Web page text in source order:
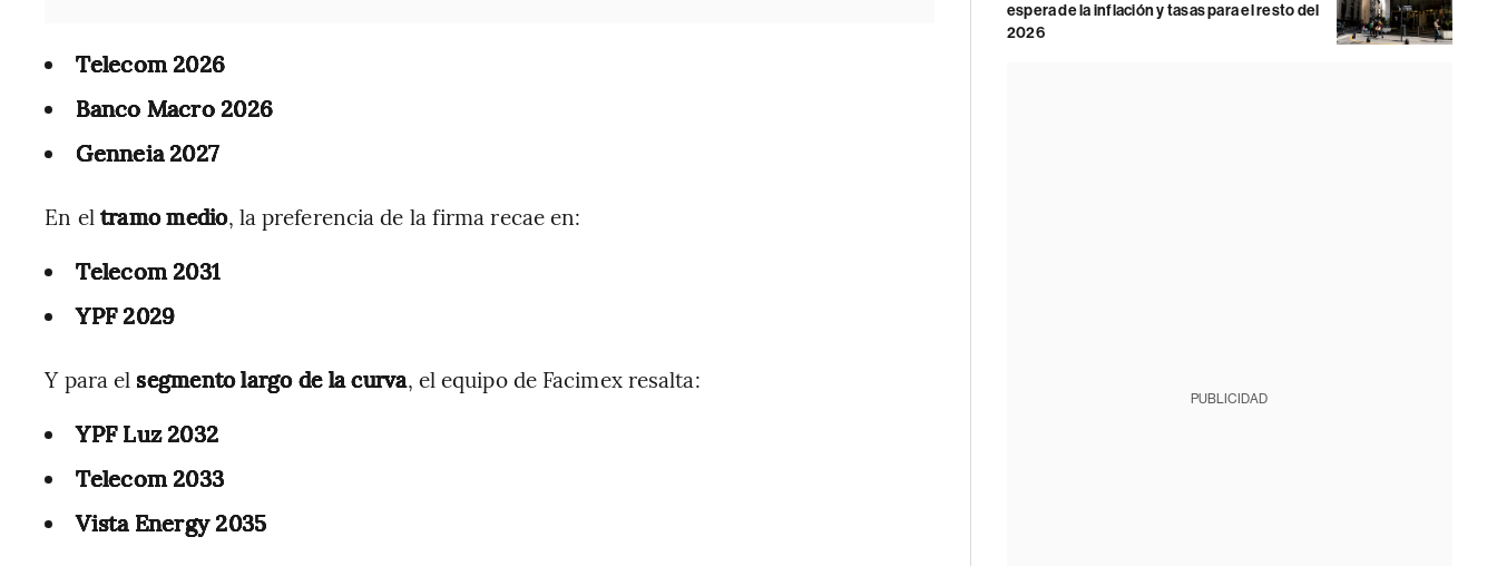
Telecom 2026
Banco Macro 2026
Genneia 2027
En el tramo medio, la preferencia de la firma recae en:
Telecom 2031
YPF 2029
Y para el segmento largo de la curva, el equipo de Facimex resalta:
YPF Luz 2032
Telecom 2033
Vista Energy 2035
espera de la inflación y tasas para el resto del
2026
PUBLICIDAD